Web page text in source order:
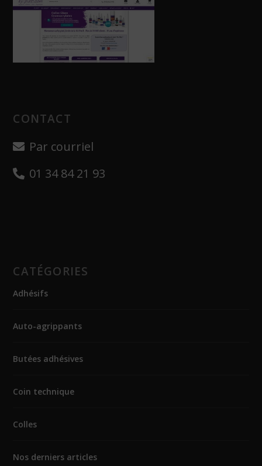
CONTACT
Par courriel
01 34 84 21 93
CATÉGORIES
Adhésifs
Auto-agrippants
Butées adhésives
Coin technique
Colles
Nos derniers articles